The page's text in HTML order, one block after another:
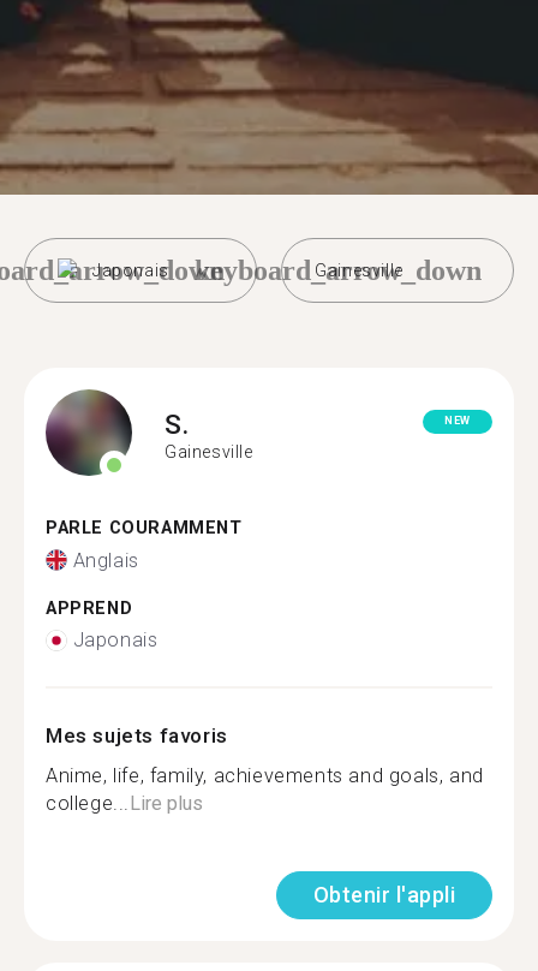
Japonais Gainesville
keyboard_arrow_down
S.
Gainesville
NEW
PARLE COURAMMENT
Anglais
APPREND
Japonais
Mes sujets favoris
Anime, life, family, achievements and goals, and
college...Lire plus
Obtenir l'appli